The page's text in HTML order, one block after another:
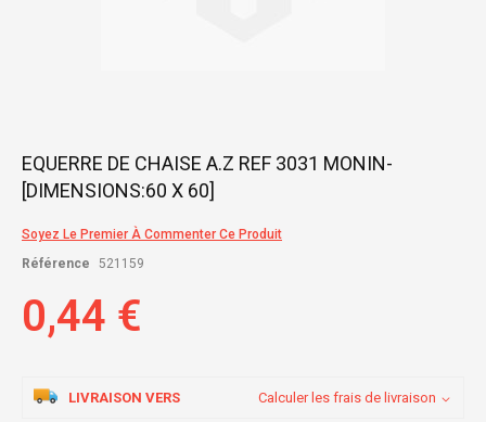
Skip
the
of
images
EQUERRE DE CHAISE A.Z REF 3031 MONIN-
[DIMENSIONS:60 X 60]
Soyez Le Premier À Commenter Ce Produit
Référence
521159
0,44 €
LIVRAISON VERS Calculer les frais de livraison